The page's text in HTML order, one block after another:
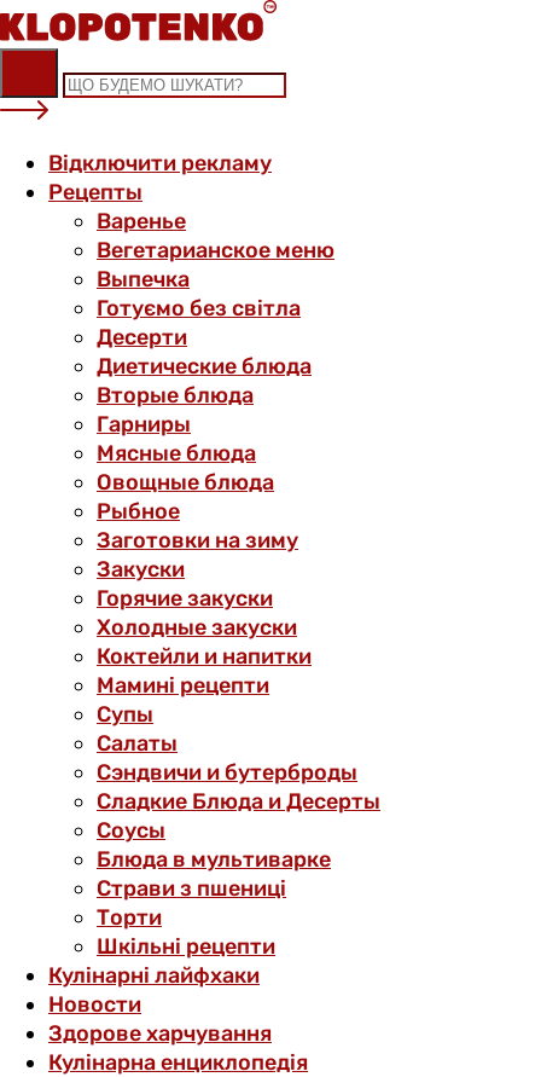
Skip
to
content
Відключити рекламу
Рецепты
Варенье
Вегетарианское меню
Выпечка
Готуємо без світла
Десерти
Диетические блюда
Вторые блюда
Гарниры
Мясные блюда
Овощные блюда
Рыбное
Заготовки на зиму
Закуски
Горячие закуски
Холодные закуски
Коктейли и напитки
Мамині рецепти
Супы
Салаты
Сэндвичи и бутерброды
Сладкие Блюда и Десерты
Соусы
Блюда в мультиварке
Страви з пшениці
Торти
Шкільні рецепти
Кулінарні лайфхаки
Новости
Здорове харчування
Кулінарна енциклопедія